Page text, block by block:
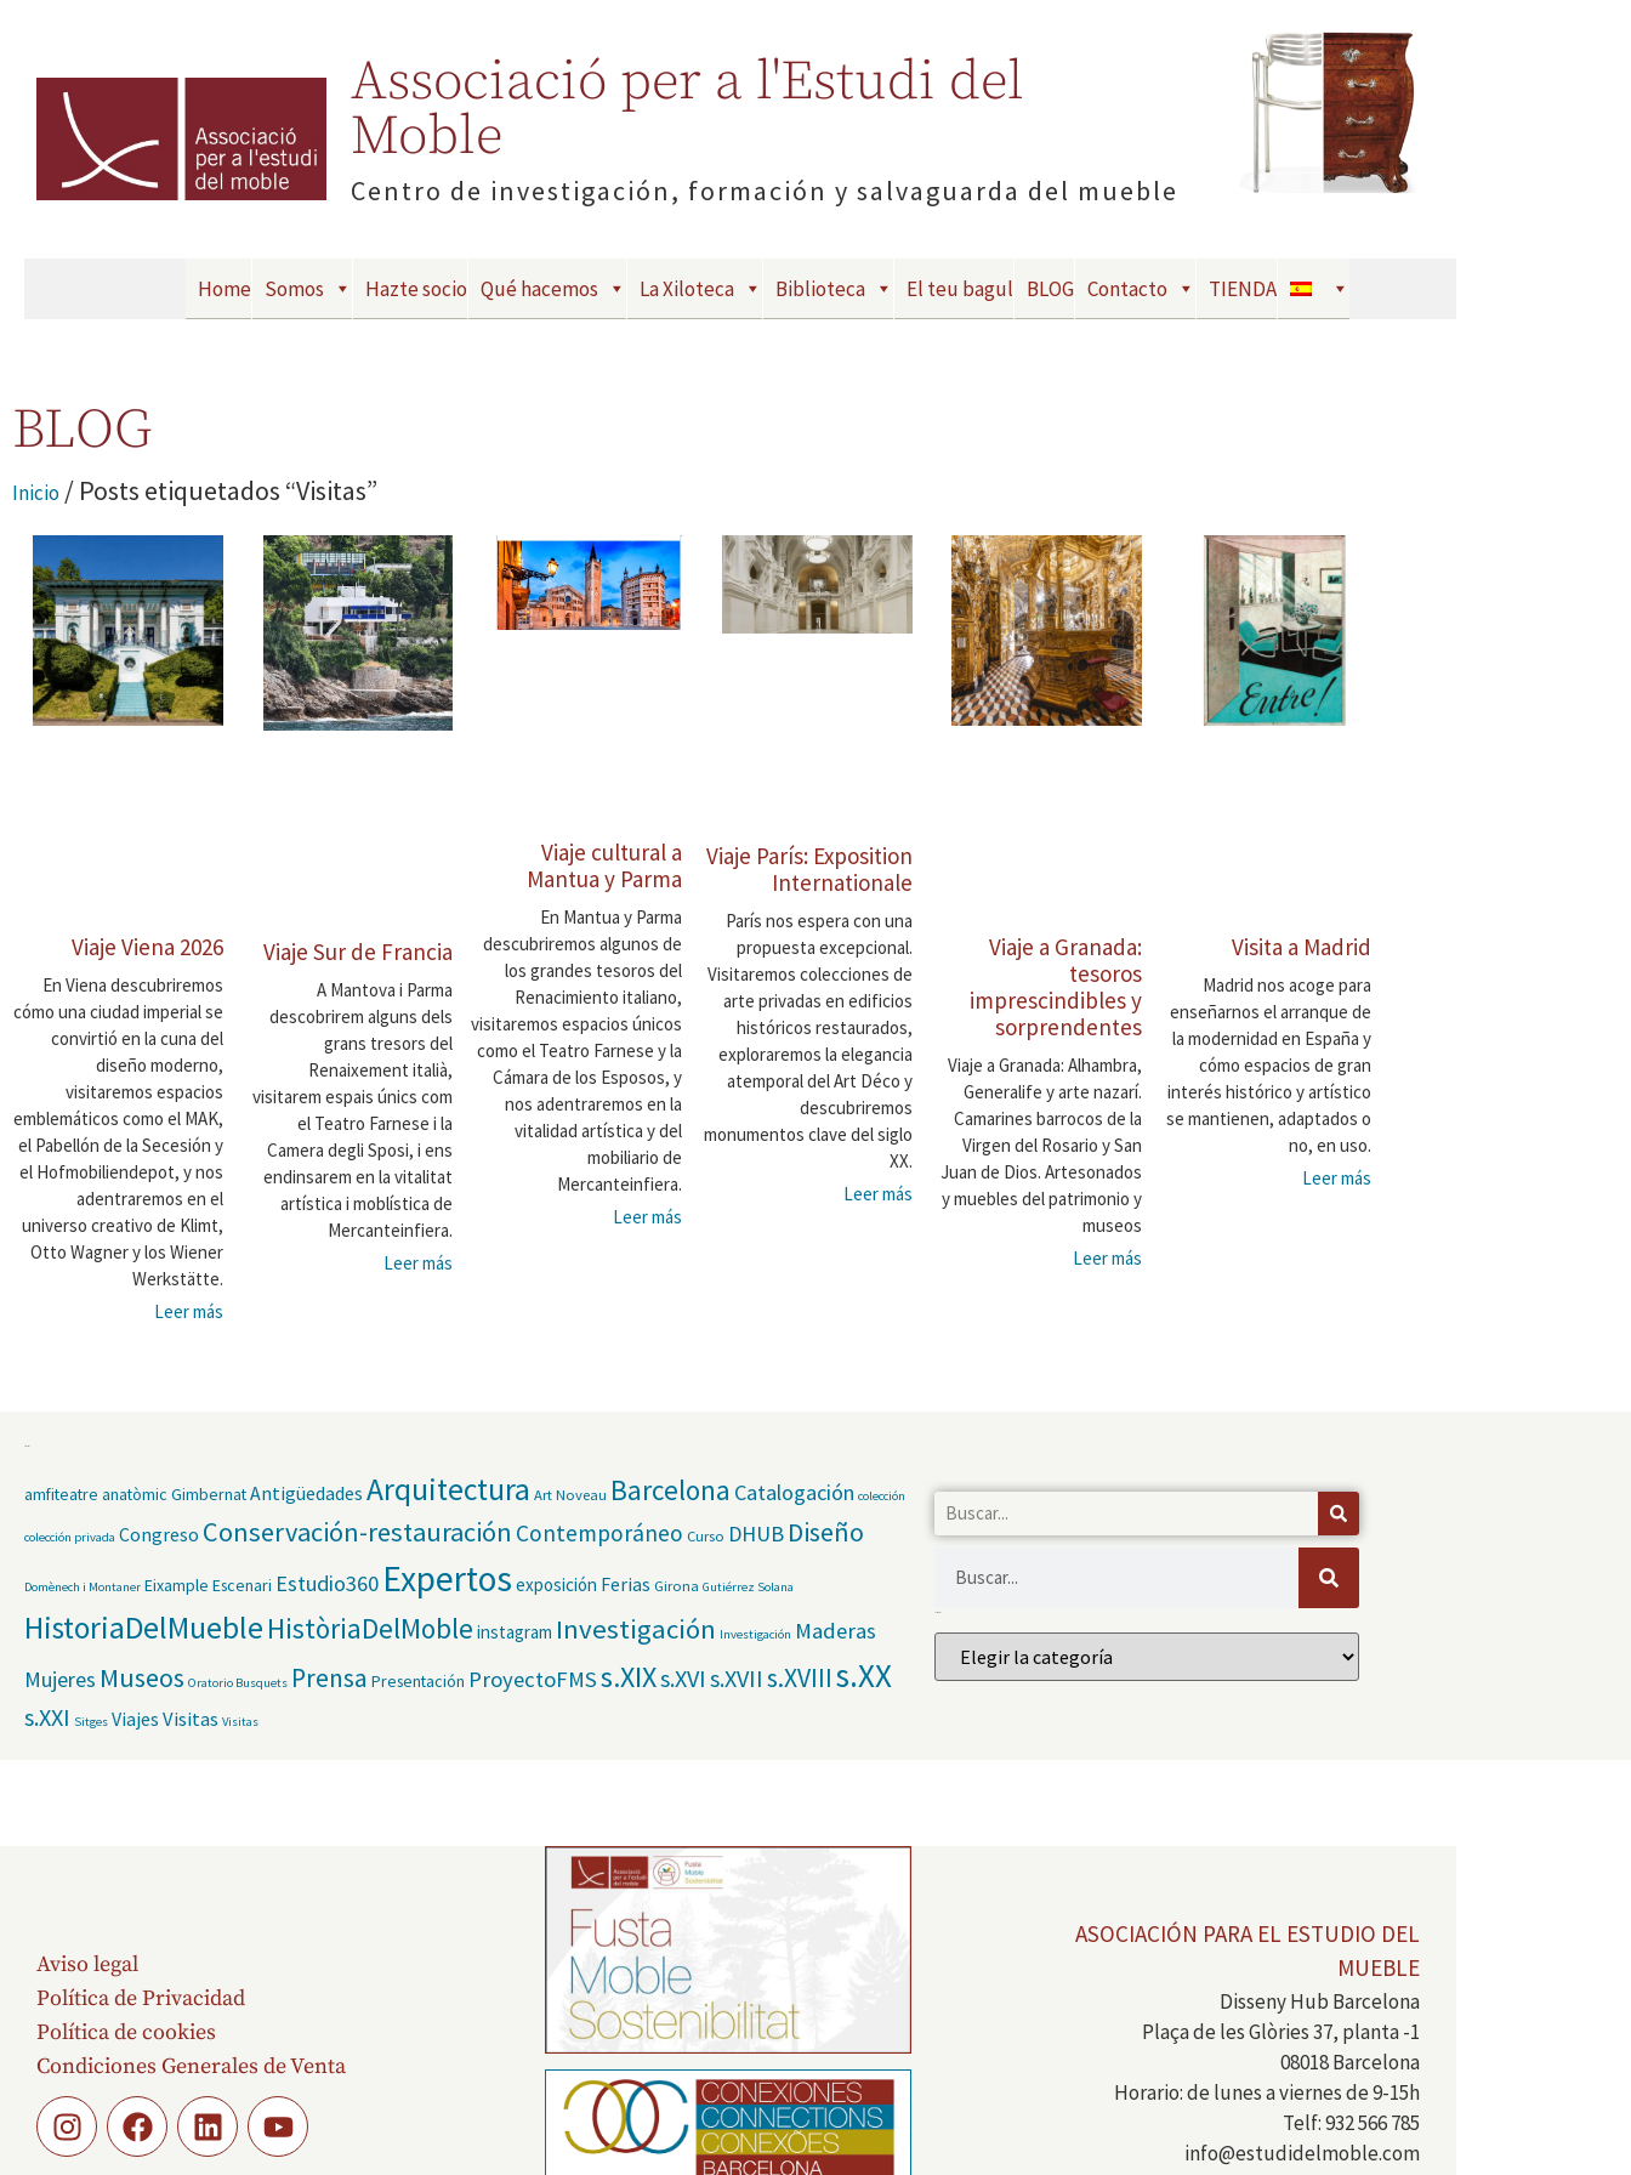
Associació per a l'Estudi del
Moble
Centro de investigación, formación y salvaguarda del mueble
Home Somos Hazte socio Qué hacemos La Xiloteca Biblioteca El teu bagul BLOG Contacto TIENDA
BLOG
Inicio / Posts etiquetados “Visitas”
Viaje Viena 2026
En Viena descubriremos
cómo una ciudad imperial se
convirtió en la cuna del
diseño moderno,
visitaremos espacios
emblemáticos como el MAK,
el Pabellón de la Secesión y
el Hofmobiliendepot, y nos
adentraremos en el
universo creativo de Klimt,
Otto Wagner y los Wiener
Werkstätte.
Leer más
Viaje Sur de Francia
A Mantova i Parma
descobrirem alguns dels
grans tresors del
Renaixement italià,
visitarem espais únics com
el Teatro Farnese i la
Camera degli Sposi, i ens
endinsarem en la vitalitat
artística i moblística de
Mercanteinfiera.
Leer más
Viaje cultural a
Mantua y Parma
En Mantua y Parma
descubriremos algunos de
los grandes tesoros del
Renacimiento italiano,
visitaremos espacios únicos
como el Teatro Farnese y la
Cámara de los Esposos, y
nos adentraremos en la
vitalidad artística y del
mobiliario de
Mercanteinfiera.
Leer más
Viaje París: Exposition
Internationale
París nos espera con una
propuesta excepcional.
Visitaremos colecciones de
arte privadas en edificios
históricos restaurados,
exploraremos la elegancia
atemporal del Art Déco y
descubriremos
monumentos clave del siglo
XX.
Leer más
Viaje a Granada:
tesoros
imprescindibles y
sorprendentes
Viaje a Granada: Alhambra,
Generalife y arte nazarí.
Camarines barrocos de la
Virgen del Rosario y San
Juan de Dios. Artesonados
y muebles del patrimonio y
museos
Leer más
Visita a Madrid
Madrid nos acoge para
enseñarnos el arranque de
la modernidad en España y
cómo espacios de gran
interés histórico y artístico
se mantienen, adaptados o
no, en uso.
Leer más
amfiteatre anatòmic GimbernatAntigüedades Arquitectura Art Noveau Barcelona Catalogación colección
colección privada Congreso Conservación-restauración Contemporáneo Curso DHUB Diseño
Domènech i Montaner Eixample Escenari Estudio360 Expertos exposición Ferias Girona Gutiérrez Solana
HistoriaDelMueble HistòriaDelMoble instagram Investigación Investigación Maderas
Mujeres Museos Oratorio Busquets Prensa Presentación ProyectoFMSs.XIXs.XVI s.XVII s.XVIIIs.XX
s.XXI Sitges Viajes Visitas Visitas
Aviso legal
Política de Privacidad
Política de cookies
Condiciones Generales de Venta
ASOCIACIÓN PARA EL ESTUDIO DEL
MUEBLE
Disseny Hub Barcelona
Plaça de les Glòries 37, planta -1
08018 Barcelona
Horario: de lunes a viernes de 9-15h
Telf: 932 566 785
info@estudidelmoble.com